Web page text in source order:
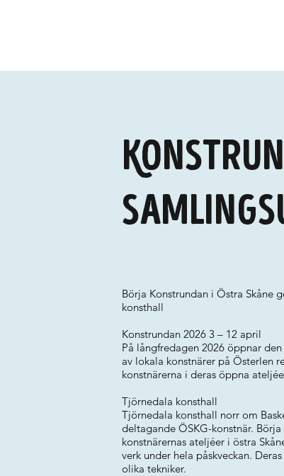
Börja Konstrundan i Östra Skåne
konsthall
Konstrundan 2026 3 – 12 april
På långfredagen 2026 öppnar
av lokala konstnärer på Österlen
konstnärerna i deras öppna
Tjörnedala konsthall
Tjörnedala konsthall norr om
deltagande ÖSKG-konstnär.
konstnärernas ateljéer i östra
verk under hela påskveckan.
olika tekniker.